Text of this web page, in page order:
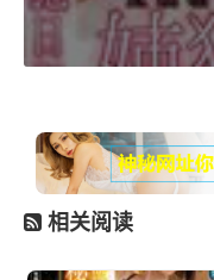
相关阅读